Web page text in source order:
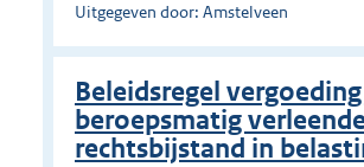
Uitgegeven door: Amstelveen
Beleidsregel
beroepsmatig
rechtsbijstand in